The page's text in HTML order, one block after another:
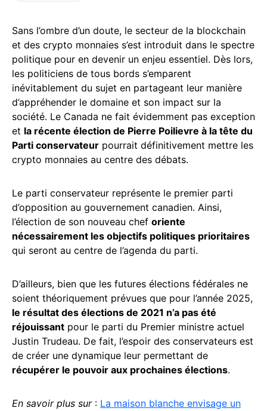
Sans l’ombre d’un doute, le secteur de la blockchain
et des crypto monnaies s’est introduit dans le spectre
politique pour en devenir un enjeu essentiel. Dès lors,
les politiciens de tous bords s’emparent
inévitablement du sujet en partageant leur manière
d’appréhender le domaine et son impact sur la
société. Le Canada ne fait évidemment pas exception
et la récente élection de Pierre Poilievre à la tête du
Parti conservateur pourrait définitivement mettre les
crypto monnaies au centre des débats.
Le parti conservateur représente le premier parti
d’opposition au gouvernement canadien. Ainsi,
l’élection de son nouveau chef oriente
nécessairement les objectifs politiques prioritaires
qui seront au centre de l’agenda du parti.
D’ailleurs, bien que les futures élections fédérales ne
soient théoriquement prévues que pour l’année 2025,
le résultat des élections de 2021 n’a pas été
réjouissant pour le parti du Premier ministre actuel
Justin Trudeau. De fait, l’espoir des conservateurs est
de créer une dynamique leur permettant de
récupérer le pouvoir aux prochaines élections.
En savoir plus sur : La maison blanche envisage un